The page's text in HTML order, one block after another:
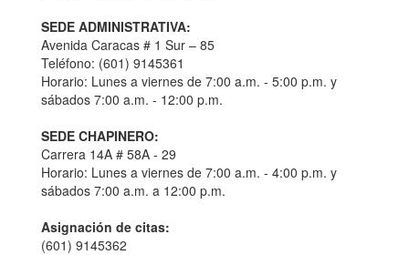
SEDE ADMINISTRATIVA:
Avenida Caracas # 1 Sur – 85
Teléfono: (601) 9145361
Horario: Lunes a viernes de 7:00 a.m. - 5:00 p.m. y
sábados 7:00 a.m. - 12:00 p.m.
SEDE CHAPINERO:
Carrera 14A # 58A - 29
Horario: Lunes a viernes de 7:00 a.m. - 4:00 p.m. y
sábados 7:00 a.m. a 12:00 p.m.
Asignación de citas:
(601) 9145362